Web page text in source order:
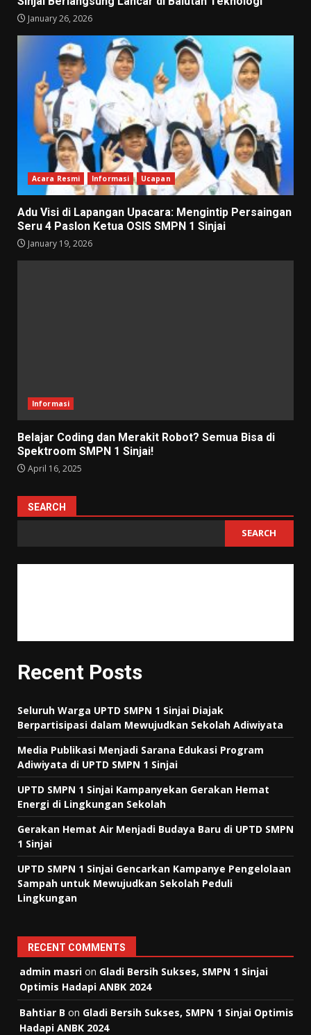
January 26, 2026
Acara Resmi Informasi Ucapan
Adu Visi di Lapangan Upacara: Mengintip Persaingan
Seru 4 Paslon Ketua OSIS SMPN 1 Sinjai
January 19, 2026
Informasi
Belajar Coding dan Merakit Robot? Semua Bisa di
Spektroom SMPN 1 Sinjai!
April 16, 2025
SEARCH
SEARCH
Recent Posts
Seluruh Warga UPTD SMPN 1 Sinjai Diajak
Berpartisipasi dalam Mewujudkan Sekolah Adiwiyata
Media Publikasi Menjadi Sarana Edukasi Program
Adiwiyata di UPTD SMPN 1 Sinjai
UPTD SMPN 1 Sinjai Kampanyekan Gerakan Hemat
Energi di Lingkungan Sekolah
Gerakan Hemat Air Menjadi Budaya Baru di UPTD SMPN
1 Sinjai
UPTD SMPN 1 Sinjai Gencarkan Kampanye Pengelolaan
Sampah untuk Mewujudkan Sekolah Peduli
Lingkungan
RECENT COMMENTS
admin masri on Gladi Bersih Sukses, SMPN 1 Sinjai
Optimis Hadapi ANBK 2024
Bahtiar B on Gladi Bersih Sukses, SMPN 1 Sinjai Optimis
Hadapi ANBK 2024